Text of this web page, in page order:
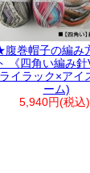
巻帽子の編み
《四角い編み針
イラック×アイ
ーム)
5,940円(税込)